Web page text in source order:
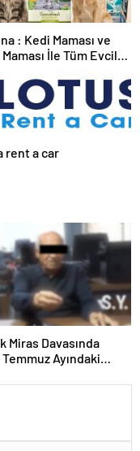
: Kedi Maması ve
İle Tüm Evcil
rent a car
Miras Davasında
Ayındaki